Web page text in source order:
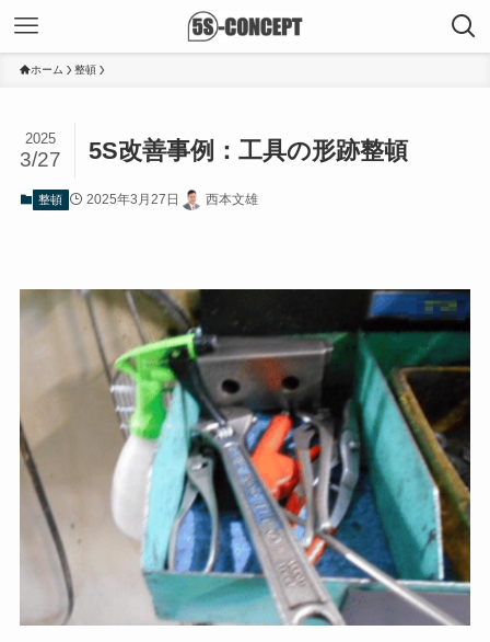
ホーム 整頓
5S改善事例：工具の形跡整頓
2025
3/27
整頓 2025年3月27日 西本文雄